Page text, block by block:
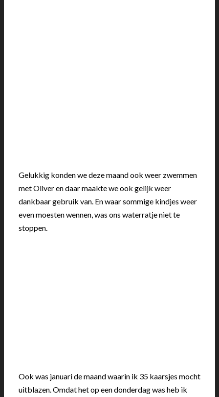
Gelukkig konden we deze maand ook weer zwemmen
met Oliver en daar maakte we ook gelijk weer
dankbaar gebruik van. En waar sommige kindjes weer
even moesten wennen, was ons waterratje niet te
stoppen.
Ook was januari de maand waarin ik 35 kaarsjes mocht
uitblazen. Omdat het op een donderdag was heb ik